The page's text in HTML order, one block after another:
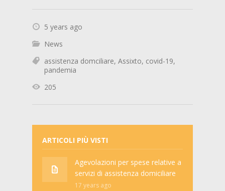
5 years ago
News
assistenza domciliare, Assixto, covid-19,
pandemia
205
ARTICOLI PIÙ VISTI
Agevolazioni per spese relative a
servizi di assistenza domiciliare
17 years ago